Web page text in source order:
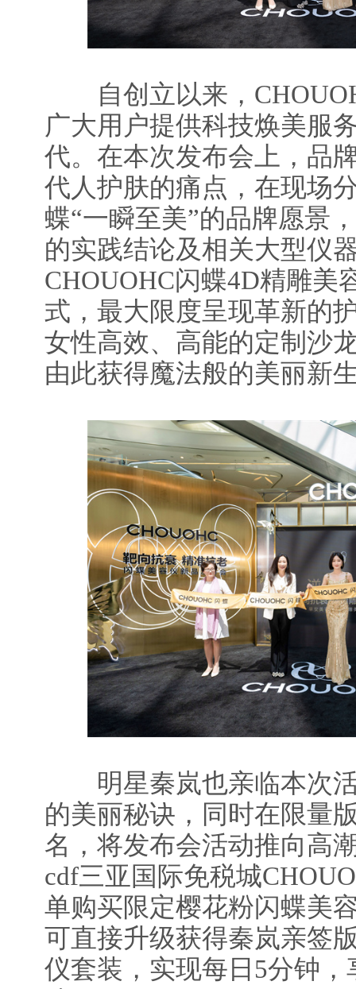
自创立以来，
广大用户提供科技焕美服
代。在本次发布会上，品
代人护肤的痛点，在现场
蝶“一瞬至美”的品牌愿景
的实践结论及相关大型仪
CHOUOHC闪蝶4D精雕美
式，最大限度呈现革新的
女性高效、高能的定制沙
由此获得魔法般的美丽新
明星秦岚也亲临本次活
的美丽秘诀，同时在限量
名，将发布会活动推向高
cdf三亚国际免税城
单购买限定樱花粉闪蝶美
可直接升级获得秦岚亲签
仪套装，实现每日5分钟